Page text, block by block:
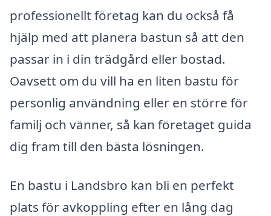
professionellt företag kan du också få
hjälp med att planera bastun så att den
passar in i din trädgård eller bostad.
Oavsett om du vill ha en liten bastu för
personlig användning eller en större för
familj och vänner, så kan företaget guida
dig fram till den bästa lösningen.
En bastu i Landsbro kan bli en perfekt
plats för avkoppling efter en lång dag